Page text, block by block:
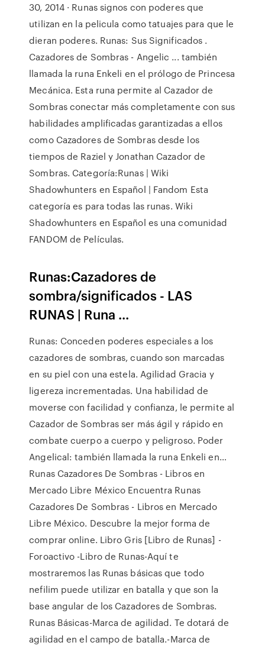
30, 2014 · Runas signos con poderes que
utilizan en la pelicula como tatuajes para que le
dieran poderes. Runas: Sus Significados .
Cazadores de Sombras - Angelic ... también
llamada la runa Enkeli en el prólogo de Princesa
Mecánica. Esta runa permite al Cazador de
Sombras conectar más completamente con sus
habilidades amplificadas garantizadas a ellos
como Cazadores de Sombras desde los
tiempos de Raziel y Jonathan Cazador de
Sombras. Categoría:Runas | Wiki
Shadowhunters en Español | Fandom Esta
categoría es para todas las runas. Wiki
Shadowhunters en Español es una comunidad
FANDOM de Películas.
Runas:Cazadores de
sombra/significados - LAS
RUNAS | Runa ...
Runas: Conceden poderes especiales a los
cazadores de sombras, cuando son marcadas
en su piel con una estela. Agilidad Gracia y
ligereza incrementadas. Una habilidad de
moverse con facilidad y confianza, le permite al
Cazador de Sombras ser más ágil y rápido en
combate cuerpo a cuerpo y peligroso. Poder
Angelical: también llamada la runa Enkeli en…
Runas Cazadores De Sombras - Libros en
Mercado Libre México Encuentra Runas
Cazadores De Sombras - Libros en Mercado
Libre México. Descubre la mejor forma de
comprar online. Libro Gris [Libro de Runas] -
Foroactivo -Libro de Runas-Aquí te
mostraremos las Runas básicas que todo
nefilim puede utilizar en batalla y que son la
base angular de los Cazadores de Sombras.
Runas Básicas-Marca de agilidad. Te dotará de
agilidad en el campo de batalla.-Marca de